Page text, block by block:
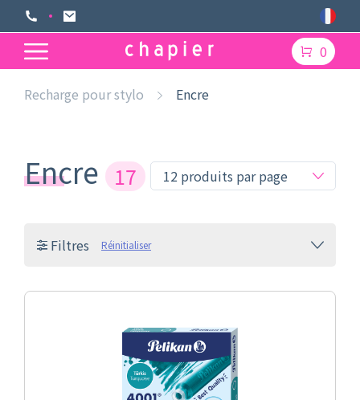
0
Recharge pour stylo Encre
Encre 17
Filtres Réinitialiser